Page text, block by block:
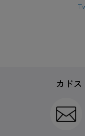
カド